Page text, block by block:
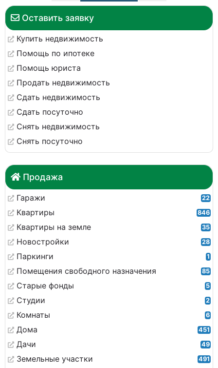
Оставить заявку
Купить недвижимость
Помощь по ипотеке
Помощь юриста
Продать недвижимость
Сдать недвижимость
Сдать посуточно
Снять недвижимость
Снять посуточно
Продажа
Гаражи 22
Квартиры 846
Квартиры на земле 35
Новостройки 28
Паркинги 1
Помещения свободного назначения 85
Старые фонды 5
Студии 2
Комнаты 6
Дома 451
Дачи 49
Земельные участки 491